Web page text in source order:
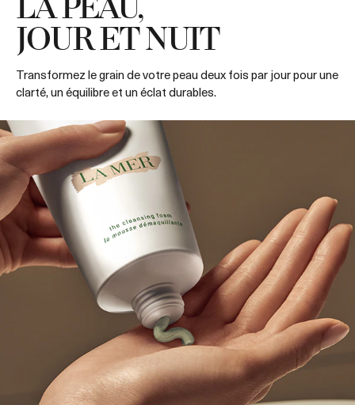
LA PEAU,
JOUR ET NUIT
Transformez le grain de votre peau deux fois par jour pour une
clarté, un équilibre et un éclat durables.